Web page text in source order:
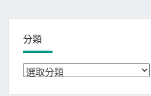
分類
分